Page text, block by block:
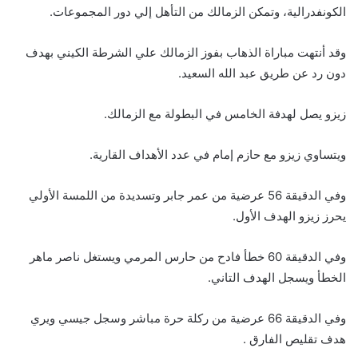
الكونفدرالية، وتمكن الزمالك من التأهل إلي دور المجموعات.
وقد أنتهت مباراة الذهاب بفوز الزمالك علي الشرطة الكيني بهدف
دون رد عن طريق عبد الله السعيد.
زيزو يصل لهدفة الخامس في البطولة مع الزمالك.
ويتساوي زيزو مع حازم إمام في عدد الأهداف القارية.
وفي الدقيقة 56 عرضية من عمر جابر وتسديدة من اللمسة الأولي
يحرز زيزو الهدف الأول.
وفي الدقيقة 60 خطأ فادح من حارس المرمي ويستغل ناصر ماهر
الخطأ ويسجل الهدف التاني.
وفي الدقيقة 66 عرضية من ركلة حرة مباشر وسجل جيسي ويري
هدف تقليص الفارق .